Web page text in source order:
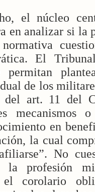
el núcleo
en analizar si
El
permitan
de los
art. 11 del
mecanismos
en
la cual
No
la profesión
el corolario